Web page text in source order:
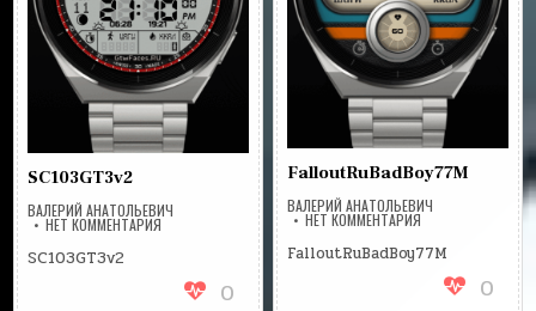
FalloutRuBadBoy77M
ВАЛЕРИЙ АНАТОЛЬЕВИЧ
НЕТ КОММЕНТАРИЯНА
FalloutRuBadBoy77M
0
SC103GT3v2
ВАЛЕРИЙ АНАТОЛЬЕВИЧ
НЕТ КОММЕНТАРИЯНА
SC103GT3v2
0